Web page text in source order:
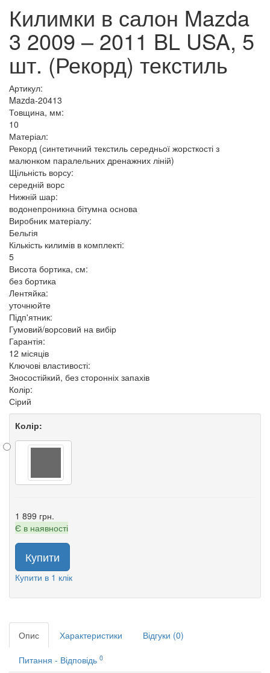
Килимки в салон Mazda
3 2009 – 2011 BL USA, 5
шт. (Рекорд) текстиль
Артикул:
Mazda-20413
Товщина, мм:
10
Матеріал:
Рекорд (синтетичний текстиль середньої жорсткості з
малюнком паралельних дренажних ліній)
Щільність ворсу:
середній ворс
Нижній шар:
водонепроникна бітумна основа
Виробник матеріалу:
Бельгія
Кількість килимів в комплекті:
5
Висота бортика, см:
без бортика
Лентяйка:
уточнюйте
Підп'ятник:
Гумовий/ворсовий на вибір
Гарантія:
12 місяців
Ключові властивості:
Зносостійкий, без сторонніх запахів
Колір:
Сірий
Колір:
1 899 грн.
Є в наявності
Купити
Купити в 1 клік
Опис Характеристики Відгуки (0)
Питання - Відповідь 0